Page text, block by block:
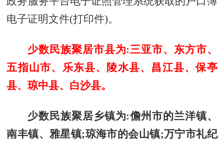
电子证明文件(打印件)。
少数民族聚居市县为:三亚市、东方市、
五指山市、乐东县、陵水县、昌江县、保亭
县、琼中县、白沙县。
少数民族聚居乡镇为:儋州市的兰洋镇、
南丰镇、雅星镇;琼海市的会山镇;万宁市礼纪